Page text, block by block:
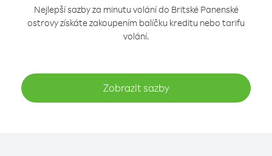
Nejlepší sazby za minutu volání do Britské Panenské
ostrovy získáte zakoupením balíčku kreditu nebo tarifu
volání.
Zobrazit sazby